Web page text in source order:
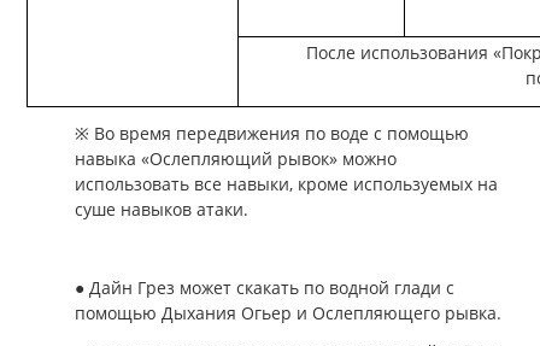
После использования
※ Во время передвижения по воде с помощью
навыка «Ослепляющий рывок» можно
использовать все навыки, кроме используемых на
суше навыков атаки.
● Дайн Грез может скакать по водной глади с
помощью Дыхания Огьер и Ослепляющего рывка.